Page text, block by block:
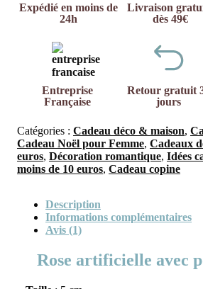
Expédié en moins de
24h
Livraison
dès 49€
Entreprise
Française
Retour gratuit
jours
Catégories : Cadeau déco & maison,
Cadeau Noël pour Femme, Cadeaux
euros, Décoration romantique, Idées
moins de 10 euros, Cadeau copine
Description
Informations complémentaires
Avis (1)
Rose artificielle avec